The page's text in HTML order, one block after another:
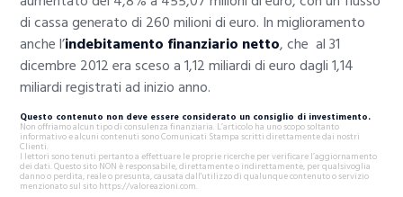
di cassa generato di 260 milioni di euro. In miglioramento
anche l’indebitamento finanziario netto, che al 31
dicembre 2012 era sceso a 1,12 miliardi di euro dagli 1,14
miliardi registrati ad inizio anno.
Questo contenuto non deve essere considerato un consiglio di investimento.
Non offriamo alcun tipo di consulenza finanziaria. L’articolo ha uno scopo soltanto
informativo e alcuni contenuti sono Comunicati Stampa scritti direttamente dai nostri
Clienti.
I lettori sono tenuti pertanto a effettuare le proprie ricerche per verificare l’aggiornamento
dei dati. Questo sito NON è responsabile, direttamente o indirettamente, per qualsivoglia
danno o perdita, reale o presunta, causata dall'utilizzo di qualunque contenuto o servizio
menzionato sul sito https://valoreazioni.com.